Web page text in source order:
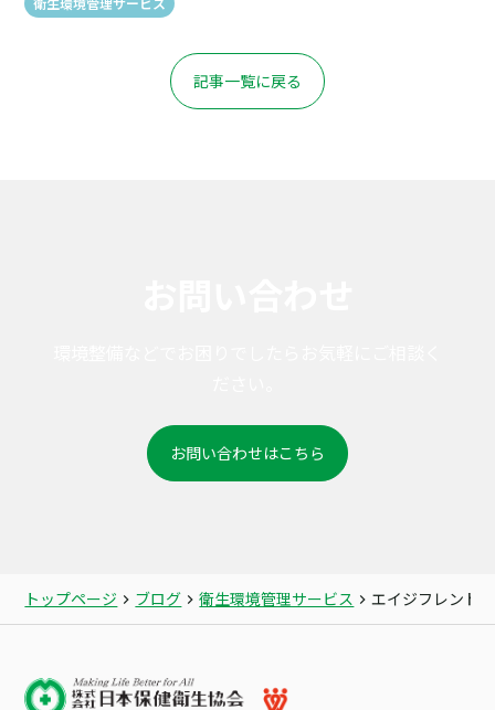
記事一覧に戻る
お問い合わせはこちら
トップページ ブログ 衛生環境管理サービス エイジフレンド